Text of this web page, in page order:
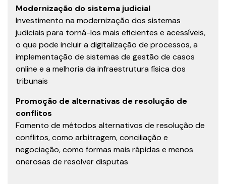
Modernização do sistema judicial
Investimento na modernização dos sistemas
judiciais para torná-los mais eficientes e acessíveis,
o que pode incluir a digitalização de processos, a
implementação de sistemas de gestão de casos
online e a melhoria da infraestrutura física dos
tribunais
Promoção de alternativas de resolução de
conflitos
Fomento de métodos alternativos de resolução de
conflitos, como arbitragem, conciliação e
negociação, como formas mais rápidas e menos
onerosas de resolver disputas